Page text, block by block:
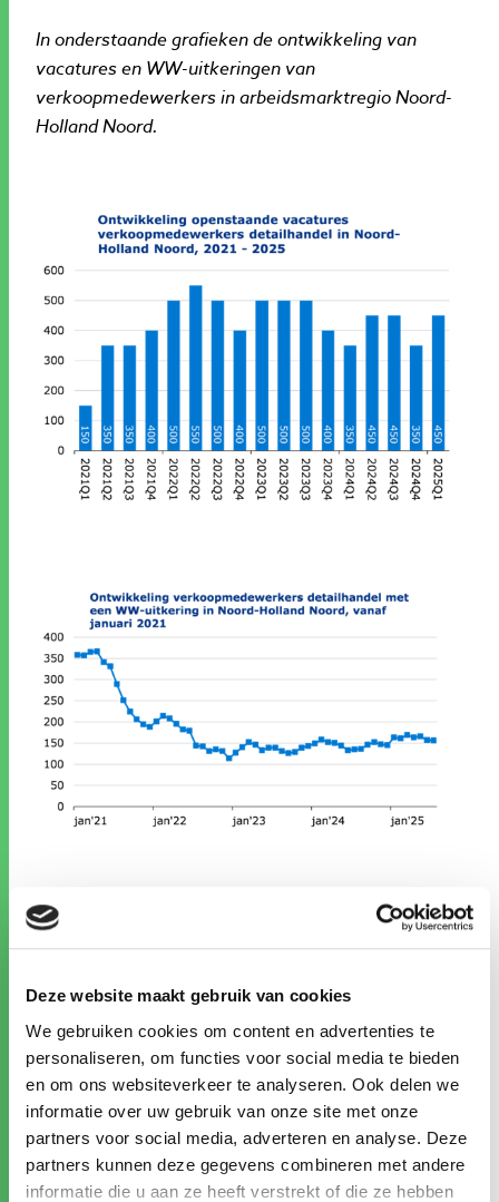
Deze website maakt gebruik van cookies
We gebruiken cookies om content en advertenties te
personaliseren, om functies voor social media te bieden
en om ons websiteverkeer te analyseren. Ook delen we
informatie over uw gebruik van onze site met onze
partners voor social media, adverteren en analyse. Deze
partners kunnen deze gegevens combineren met andere
informatie die u aan ze heeft verstrekt of die ze hebben
In onderstaande grafieken de ontwikkeling van
vacatures en WW-uitkeringen van
verkoopmedewerkers in arbeidsmarktregio Noord-
Holland Noord.
Meer informatie over de ontwikkeling binnen de
verkoopbranche is te vinden in het rapport ‘De
arbeidsmarktontwikkelingen&Deel 2 – kansen
verkopers naar segment. Meer informatie over de
arbeidsmarkt vind je opwerk.nl
Ontwikkeling WW-uitkeringen
In juli 2025 werden er in de arbeidsmarktregio
Noord-Holland Noord 5.691 WW-uitkeringen